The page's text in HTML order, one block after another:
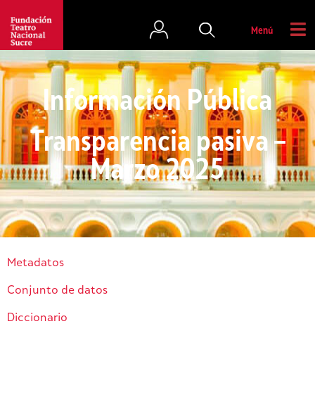
Menú
Información Pública
Transparencia pasiva –
Marzo 2025
Metadatos
Conjunto de datos
Diccionario